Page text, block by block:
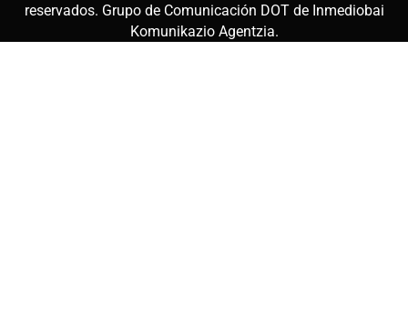
reservados. Grupo de Comunicación DOT de Inmediobai
Komunikazio Agentzia.